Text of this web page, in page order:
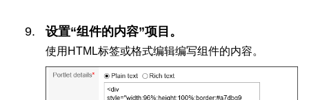
设置“组件的内容”项目。
使用HTML标签或格式编辑编写组件的内容。